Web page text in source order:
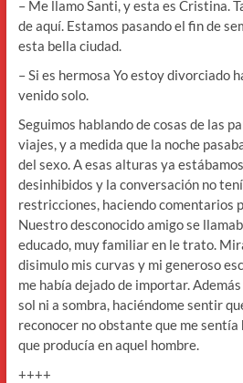
– Me llamo Santi, y esta es Cristina.
de aquí. Estamos pasando el fin de
esta bella ciudad.
– Si es hermosa Yo estoy divorciado
venido solo.
Seguimos hablando de cosas de las
viajes, y a medida que la noche
del sexo. A esas alturas ya
desinhibidos y la conversación no
restricciones, haciendo comentarios
Nuestro desconocido amigo se
educado, muy familiar en le trato.
disimulo mis curvas y mi generoso
me había dejado de importar.
sol ni a sombra, haciéndome sentir
reconocer no obstante que me
que producía en aquel hombre.
++++